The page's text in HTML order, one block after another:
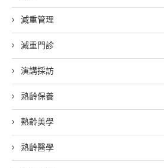
減重管理
減重門診
演講採訪
熟齡保養
熟齡美學
熟齡醫學